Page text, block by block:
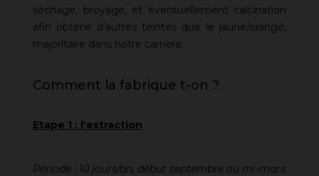
séchage, broyage, et éventuellement calcination
afin obtenir d'autres teintes que le jaune/orangé,
majoritaire dans notre carrière.
Comment la fabrique t-on ?
Etape 1 : l'extraction
Période : 10 jours/an, début septembre ou mi-mars